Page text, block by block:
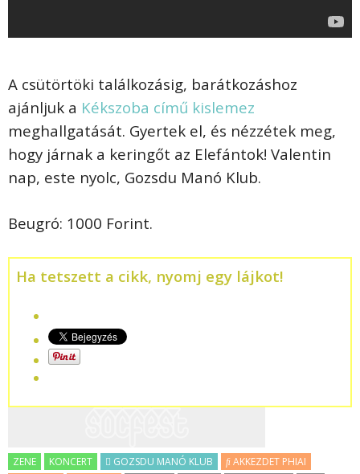
A csütörtöki találkozásig, barátkozáshoz
ajánljuk a Kékszoba című kislemez
meghallgatását. Gyertek el, és nézzétek meg,
hogy járnak a keringőt az Elefántok! Valentin
nap, este nyolc, Gozsdu Manó Klub.
Beugró: 1000 Forint.
Ha tetszett a cikk, nyomj egy lájkot!
ZENE KONCERT GOZSDU MANÓ KLUB
AKKEZDET PHIAI